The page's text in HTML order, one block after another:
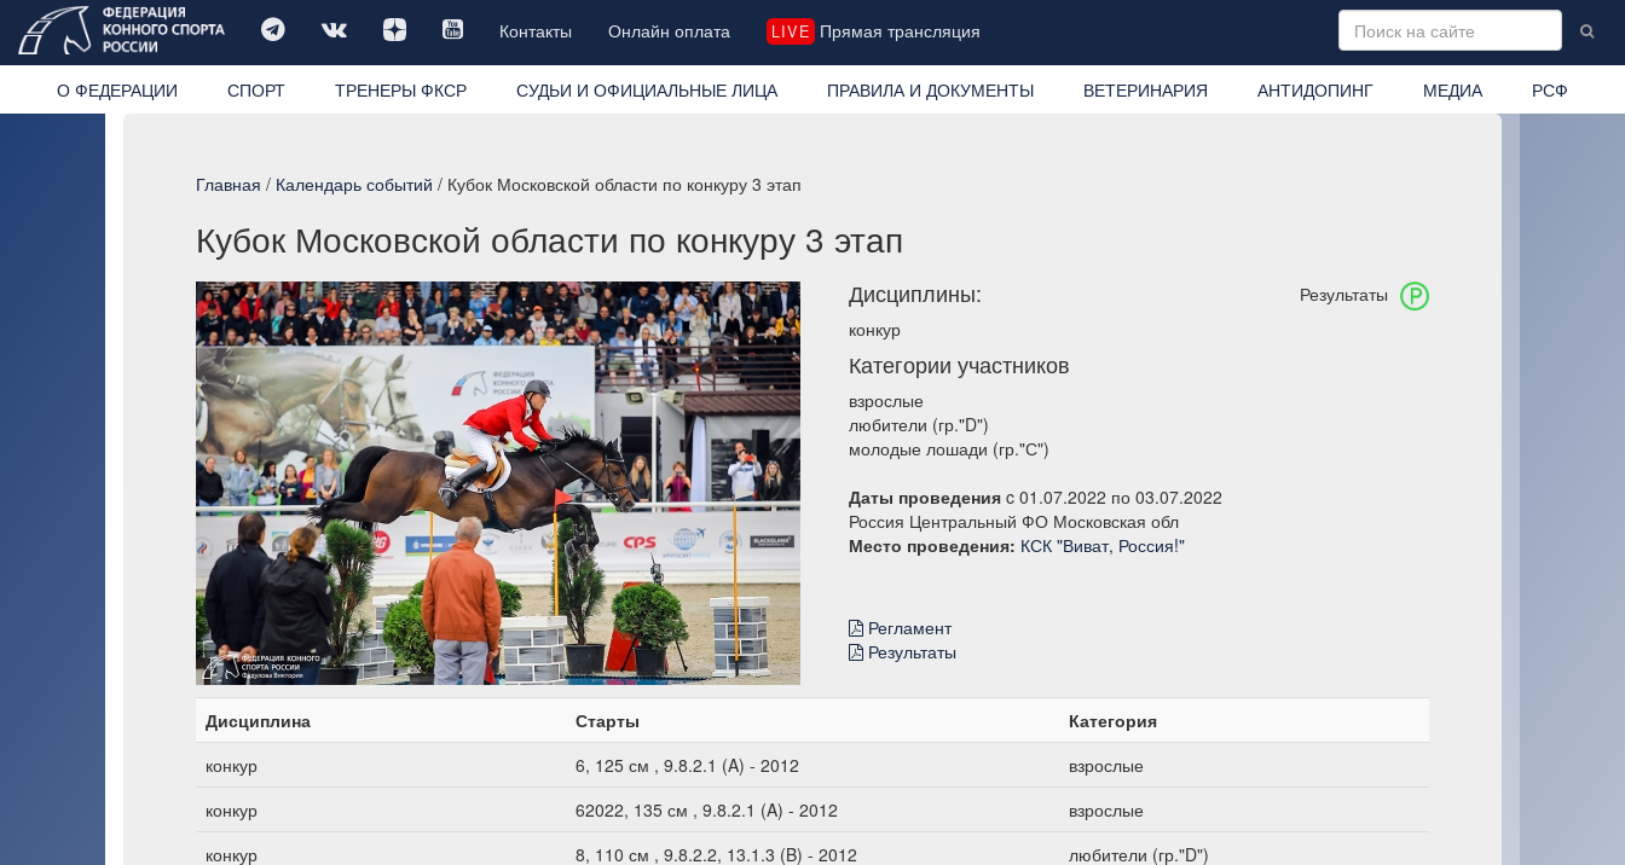
Контакты Онлайн оплата LIVE Прямая трансляция
О ФЕДЕРАЦИИ СПОРТ ТРЕНЕРЫ ФКСР СУДЬИ И ОФИЦИАЛЬНЫЕ ЛИЦА ПРАВИЛА И ДОКУМЕНТЫ ВЕТЕРИНАРИЯ АНТИДОПИНГ МЕДИА РСФ
Главная / Календарь событий / Кубок Московской области по конкуру 3 этап
Кубок Московской области по конкуру 3 этап
Результаты
Дисциплины:
конкур
Категории участников
взрослые
любители (гр."D")
молодые лошади (гр."С")
Даты проведения c 01.07.2022 по 03.07.2022
Россия Центральный ФО Московская обл
Место проведения: КСК "Виват, Россия!"
Регламент
Результаты
Дисциплина Старты
Категория
конкур
6, 125 см , 9.8.2.1 (A) - 2012
взрослые
конкур
62022, 135 см , 9.8.2.1 (A) - 2012
взрослые
конкур
8, 110 см , 9.8.2.2, 13.1.3 (B) - 2012
любители (гр."D")